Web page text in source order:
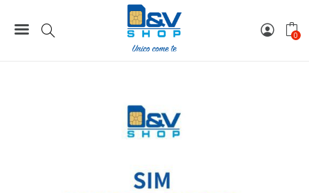
0
SIM Wind3 Numero Facile 38AA370373 Da Attivare